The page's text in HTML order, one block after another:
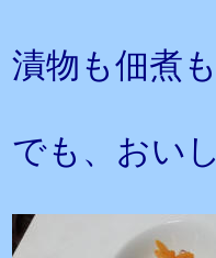
漬物も佃煮
でも、おい